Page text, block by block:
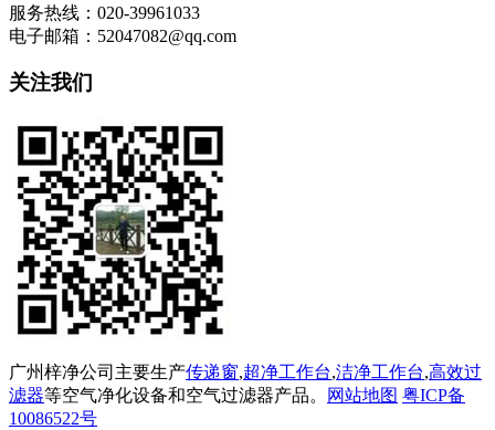
服务热线：020-39961033
电子邮箱：52047082@qq.com
关注我们
广州梓净公司主要生产传递窗,超净工作台,洁净工作台,高效过
滤器等空气净化设备和空气过滤器产品。 网站地图 粤ICP备
10086522号